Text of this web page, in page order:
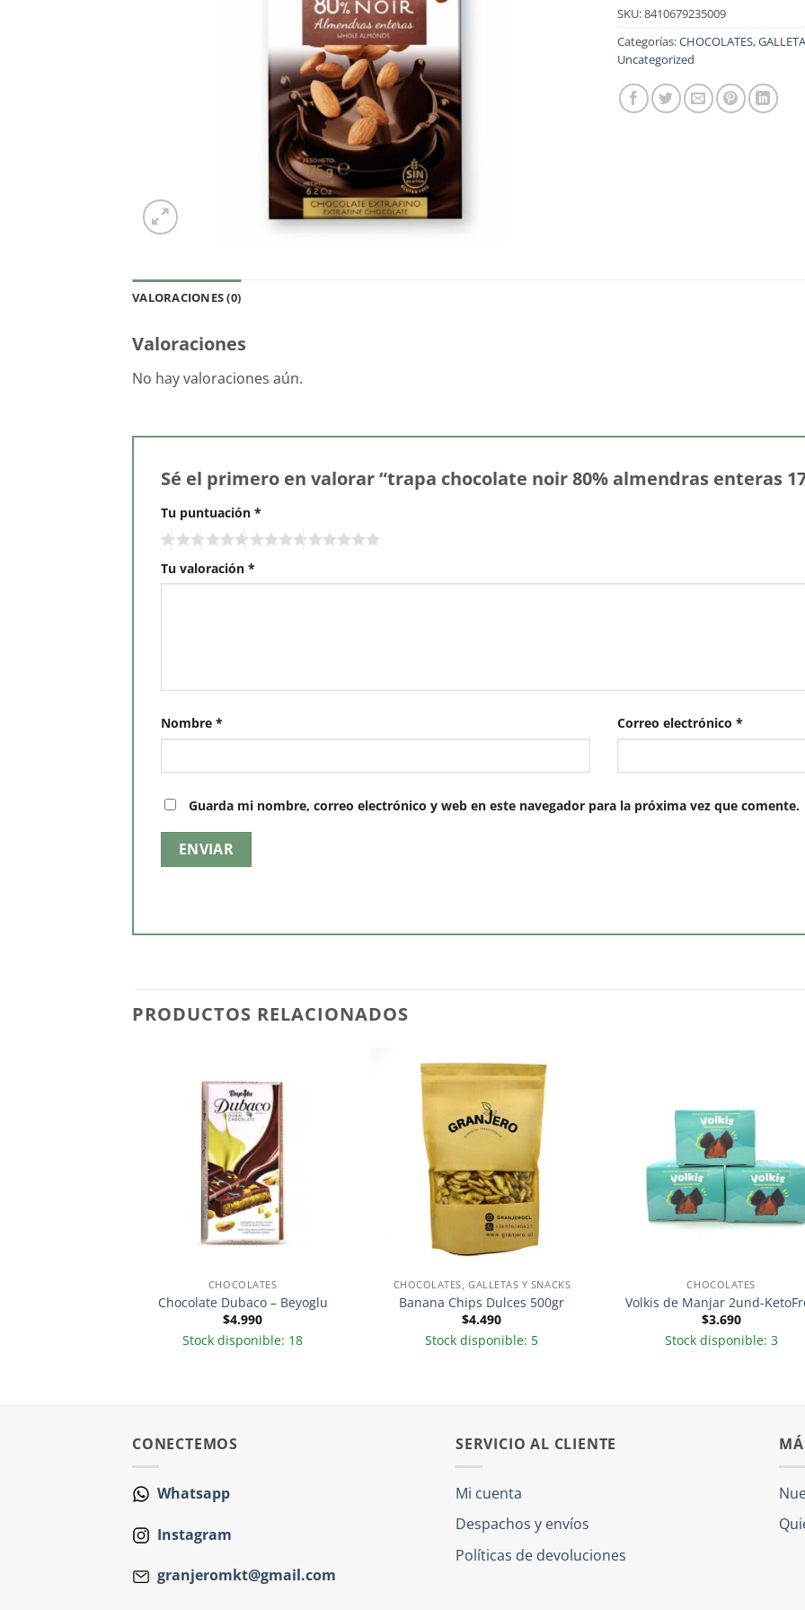
SKU:8410679235009
Categorías:CHOCOLATES,
Uncategorized
VALORACIONES (0)
Valoraciones
No hay valoraciones aún.
Sé el primero en valorar “trapa chocolate noir 80% almendras enteras
Tu puntuación *
Tu valoración *
Nombre * Correo electrónico *
Guarda mi nombre, correo electrónico y web en este navegador para la próxima vez que comente.
PRODUCTOS RELACIONADOS
CHOCOLATES
Chocolate Dubaco – Beyoglu
$4.990
Stock disponible: 18
CHOCOLATES, GALLETAS Y SNACKS
Banana Chips Dulces 500gr
$4.490
Stock disponible: 5
CHOCOLATES
Volkis de Manjar 2und-
$3.690
Stock disponible: 3
CONECTEMOS
Whatsapp
Instagram
granjeromkt@gmail.com
SERVICIO AL CLIENTE
Mi cuenta
Despachos y envíos
Políticas de devoluciones